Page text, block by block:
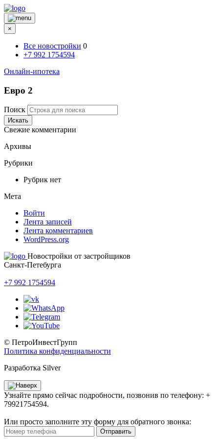
×
Все новостройки 0
+7 992 1754594
Онлайн-ипотека
Евро 2
Поиск
Искать
Свежие комментарии
Архивы
Рубрики
Рубрик нет
Мета
Войти
Лента записей
Лента комментариев
WordPress.org
Новостройки от застройщиков
Санкт-Петебурга
+7 992 1754594
© ПетроИнвестГрупп
Политика конфиденциальности
Разработка Silver
Узнайте прямо сейчас подробности, позвонив по телефону: +
79921754594.
Или просто заполните эту форму для обратного звонка:
Отправить